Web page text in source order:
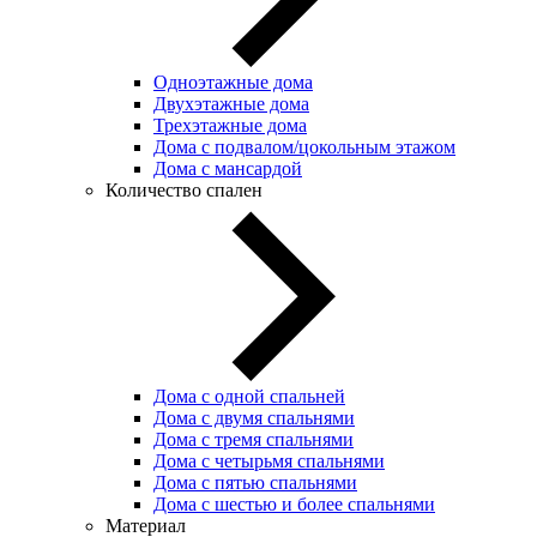
Одноэтажные дома
Двухэтажные дома
Трехэтажные дома
Дома с подвалом/цокольным этажом
Дома с мансардой
Количество спален
Дома с одной спальней
Дома с двумя спальнями
Дома с тремя спальнями
Дома с четырьмя спальнями
Дома с пятью спальнями
Дома с шестью и более спальнями
Материал